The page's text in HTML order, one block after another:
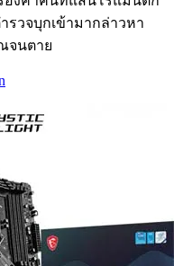
รวจบุกเข้ามากล่าวหา
จนตาย